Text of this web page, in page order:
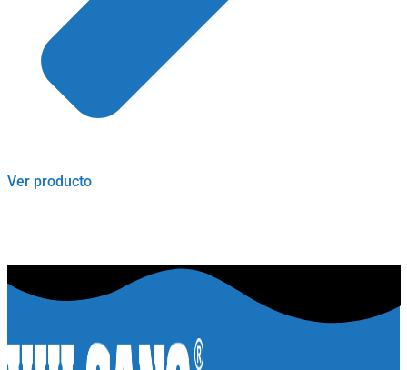
Ver producto